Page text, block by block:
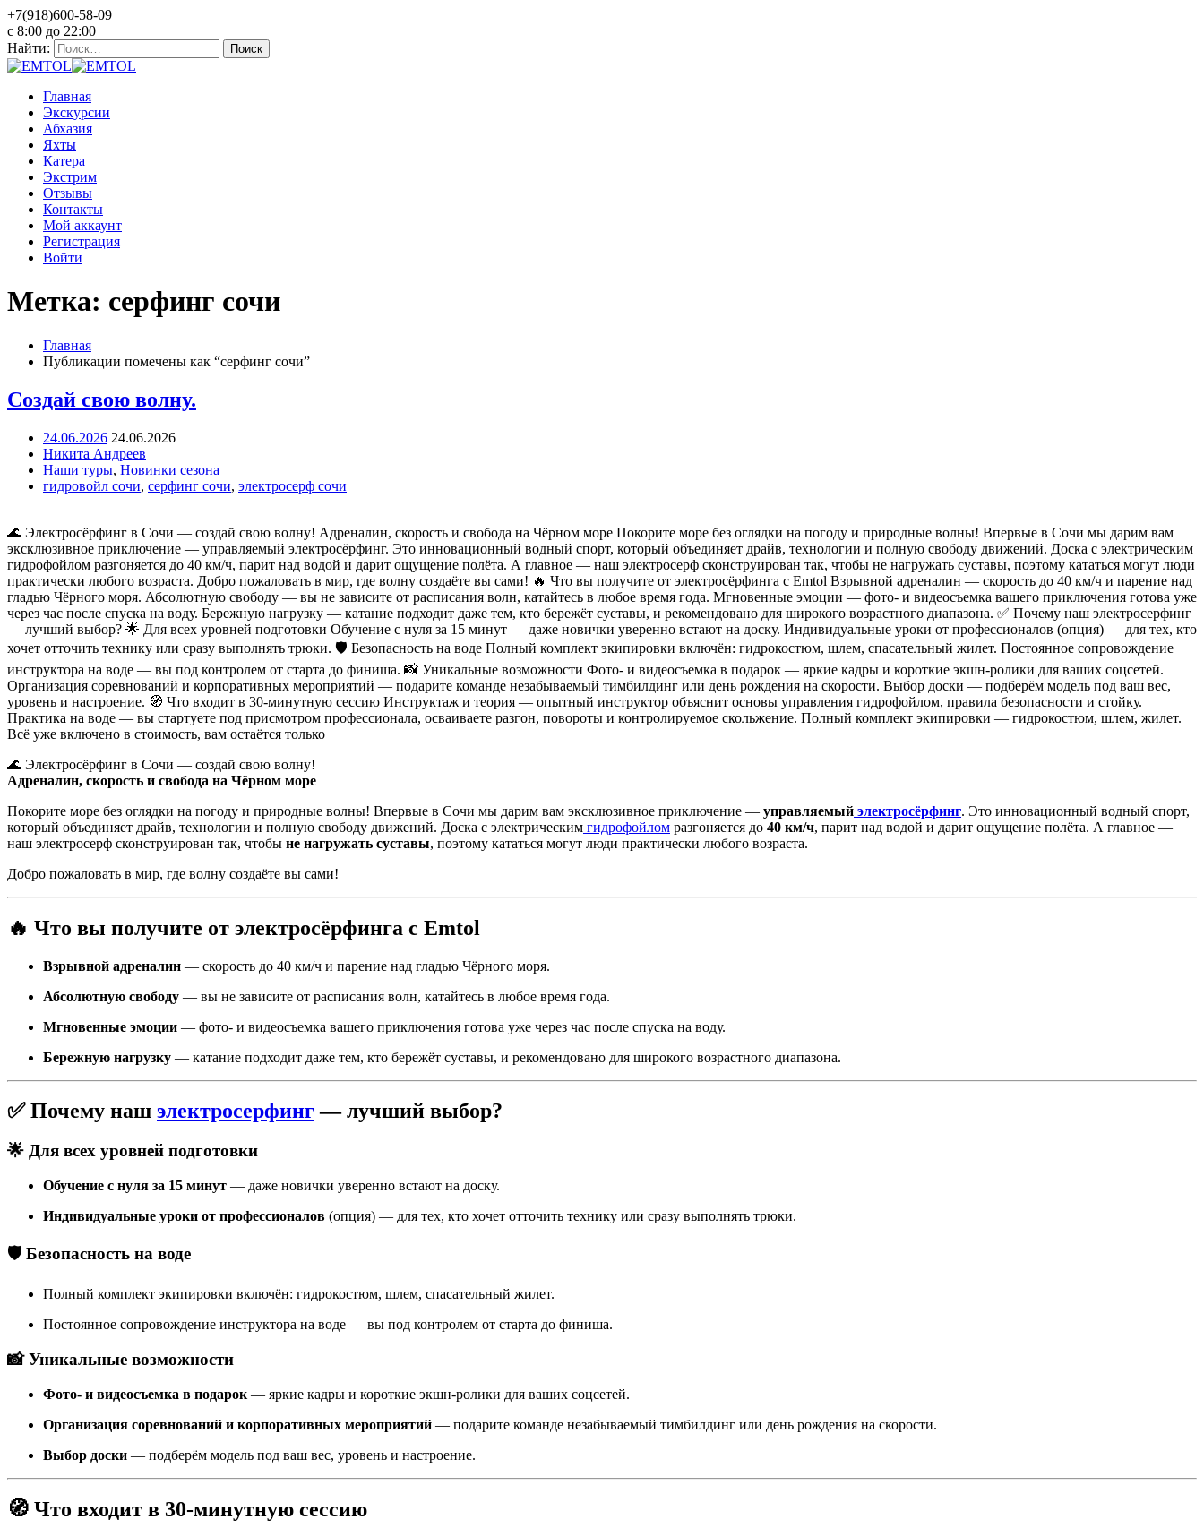
+7(918)600-58-09
c 8:00 до 22:00
Найти:
Главная
Экскурсии
Абхазия
Яхты
Катера
Экстрим
Отзывы
Контакты
Мой аккаунт
Регистрация
Войти
Метка: серфинг сочи
Главная
Публикации помечены как “серфинг сочи”
Создай свою волну.
24.06.2026 24.06.2026
Никита Андреев
Наши туры, Новинки сезона
гидровойл сочи, серфинг сочи, электросерф сочи
🌊 Электросёрфинг в Сочи — создай свою волну! Адреналин, скорость и свобода на Чёрном море Покорите море без оглядки на погоду и природные волны! Впервые в Сочи мы дарим вам
эксклюзивное приключение — управляемый электросёрфинг. Это инновационный водный спорт, который объединяет драйв, технологии и полную свободу движений. Доска с электрическим
гидрофойлом разгоняется до 40 км/ч, парит над водой и дарит ощущение полёта. А главное — наш электросерф сконструирован так, чтобы не нагружать суставы, поэтому кататься могут люди
практически любого возраста. Добро пожаловать в мир, где волну создаёте вы сами! 🔥 Что вы получите от электросёрфинга с Emtol Взрывной адреналин — скорость до 40 км/ч и парение над
гладью Чёрного моря. Абсолютную свободу — вы не зависите от расписания волн, катайтесь в любое время года. Мгновенные эмоции — фото- и видеосъемка вашего приключения готова уже
через час после спуска на воду. Бережную нагрузку — катание подходит даже тем, кто бережёт суставы, и рекомендовано для широкого возрастного диапазона. ✅ Почему наш электросерфинг
— лучший выбор? 🌟 Для всех уровней подготовки Обучение с нуля за 15 минут — даже новички уверенно встают на доску. Индивидуальные уроки от профессионалов (опция) — для тех, кто
хочет отточить технику или сразу выполнять трюки. 🛡️ Безопасность на воде Полный комплект экипировки включён: гидрокостюм, шлем, спасательный жилет. Постоянное сопровождение
инструктора на воде — вы под контролем от старта до финиша. 📸 Уникальные возможности Фото- и видеосъемка в подарок — яркие кадры и короткие экшн-ролики для ваших соцсетей.
Организация соревнований и корпоративных мероприятий — подарите команде незабываемый тимбилдинг или день рождения на скорости. Выбор доски — подберём модель под ваш вес,
уровень и настроение. 🧭 Что входит в 30‑минутную сессию Инструктаж и теория — опытный инструктор объяснит основы управления гидрофойлом, правила безопасности и стойку.
Практика на воде — вы стартуете под присмотром профессионала, осваиваете разгон, повороты и контролируемое скольжение. Полный комплект экипировки — гидрокостюм, шлем, жилет.
Всё уже включено в стоимость, вам остаётся только
🌊 Электросёрфинг в Сочи — создай свою волну!
Адреналин, скорость и свобода на Чёрном море
Покорите море без оглядки на погоду и природные волны! Впервые в Сочи мы дарим вам эксклюзивное приключение — управляемый электросёрфинг. Это инновационный водный спорт,
который объединяет драйв, технологии и полную свободу движений. Доска с электрическим гидрофойлом разгоняется до 40 км/ч, парит над водой и дарит ощущение полёта. А главное —
наш электросерф сконструирован так, чтобы не нагружать суставы, поэтому кататься могут люди практически любого возраста.
Добро пожаловать в мир, где волну создаёте вы сами!
🔥 Что вы получите от электросёрфинга с Emtol
Взрывной адреналин — скорость до 40 км/ч и парение над гладью Чёрного моря.
Абсолютную свободу — вы не зависите от расписания волн, катайтесь в любое время года.
Мгновенные эмоции — фото- и видеосъемка вашего приключения готова уже через час после спуска на воду.
Бережную нагрузку — катание подходит даже тем, кто бережёт суставы, и рекомендовано для широкого возрастного диапазона.
✅ Почему наш электросерфинг— лучший выбор?
🌟 Для всех уровней подготовки
Обучение с нуля за 15 минут — даже новички уверенно встают на доску.
Индивидуальные уроки от профессионалов (опция) — для тех, кто хочет отточить технику или сразу выполнять трюки.
🛡️ Безопасность на воде
Полный комплект экипировки включён: гидрокостюм, шлем, спасательный жилет.
Постоянное сопровождение инструктора на воде — вы под контролем от старта до финиша.
📸 Уникальные возможности
Фото- и видеосъемка в подарок — яркие кадры и короткие экшн-ролики для ваших соцсетей.
Организация соревнований и корпоративных мероприятий — подарите команде незабываемый тимбилдинг или день рождения на скорости.
Выбор доски — подберём модель под ваш вес, уровень и настроение.
🧭 Что входит в 30‑минутную сессию